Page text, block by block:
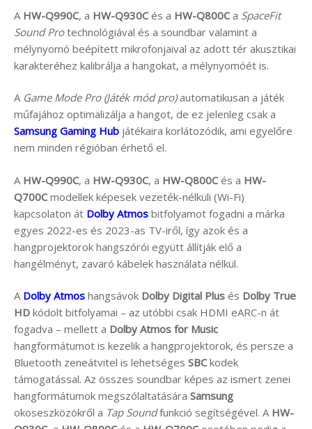
A HW-Q990C, a HW-Q930Cés a HW-Q800Ca SpaceFit
Sound Protechnológiával és a soundbar valamint a
mélynyomó beépített mikrofonjaival az adott tér akusztikai
karakteréhez kalibrálja a hangokat, a mélynyomóét is.
A Game Mode Pro (Játék mód pro)automatikusan a játék
műfajához optimalizálja a hangot, de ez jelenleg csak a
Samsung Gaming Hub játékaira korlátozódik, ami egyelőre
nem minden régióban érhető el.
A HW-Q990C, a HW-Q930C, a HW-Q800Cés a HW-
Q700Cmodellek képesek vezeték-nélküli (Wi-Fi)
kapcsolaton át Dolby Atmos bitfolyamot fogadni a márka
egyes 2022-es és 2023-as TV-iről, így azok és a
hangprojektorok hangszórói együtt állítják elő a
hangélményt, zavaró kábelek használata nélkül.
A Dolby Atmos hangsávok Dolby Digital Plus és Dolby True
HD kódolt bitfolyamai – az utóbbi csak HDMI eARC-n át
fogadva – mellett a Dolby Atmos for Music
hangformátumot is kezelik a hangprojektorok, és persze a
Bluetooth zeneátvitel is lehetséges SBCkodek
támogatással. Az összes soundbar képes az ismert zenei
hangformátumok megszólaltatására Samsung
okoseszközökről a Tap Soundfunkció segítségével. AHW-